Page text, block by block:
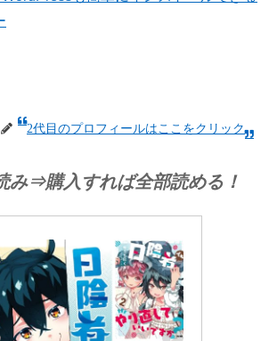
2代目のプロフィールはここをクリック
み⇒購入すれば全部読める！